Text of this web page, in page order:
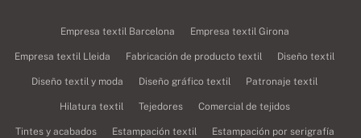
Empresa textil Barcelona Empresa textil Girona
Empresa textil Lleida Fabricación de producto textil Diseño textil
Diseño textil y moda Diseño gráfico textil Patronaje textil
Hilatura textil Tejedores Comercial de tejidos
Tintes y acabados Estampación textil Estampación por serigrafía